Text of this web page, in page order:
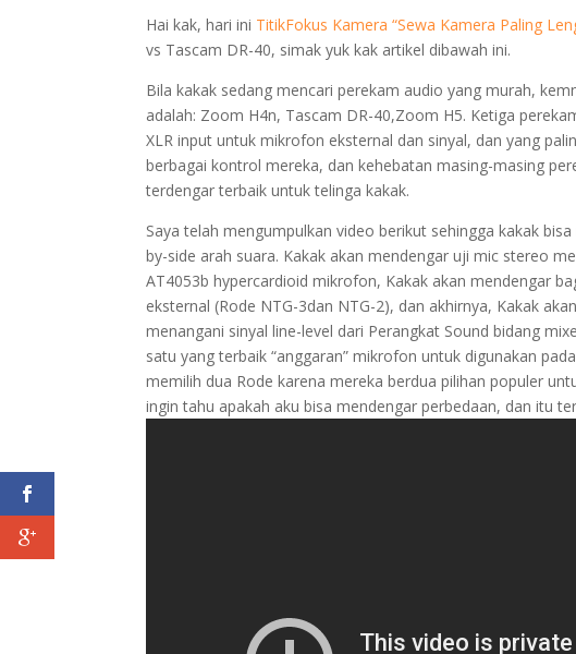
Hai kak, hari ini TitikFokus Kamera “Sewa Kamera Paling
vs Tascam DR-40, simak yuk kak artikel dibawah ini.
Bila kakak sedang mencari perekam audio yang murah,
adalah: Zoom H4n, Tascam DR-40,Zoom H5. Ketiga
XLR input untuk mikrofon eksternal dan sinyal, dan yang
berbagai kontrol mereka, dan kehebatan masing-masing
terdengar terbaik untuk telinga kakak.
Saya telah mengumpulkan video berikut sehingga kakak
by-side arah suara. Kakak akan mendengar uji mic stereo
AT4053b hypercardioid mikrofon, Kakak akan mendengar
eksternal (Rode NTG-3dan NTG-2), dan akhirnya, Kakak
menangani sinyal line-level dari Perangkat Sound bidang
satu yang terbaik “anggaran” mikrofon untuk digunakan
memilih dua Rode karena mereka berdua pilihan populer
ingin tahu apakah aku bisa mendengar perbedaan, dan itu